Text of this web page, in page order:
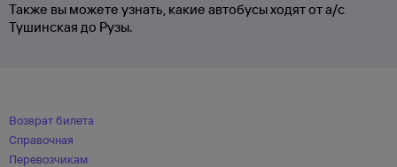
Также вы можете узнать, какие автобусы ходят от а/с
Тушинская до Рузы.
Возврат билета
Справочная
Перевозчикам